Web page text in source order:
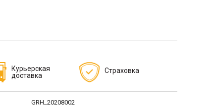
Курьерская
доставка
Страховка
GRH_20208002